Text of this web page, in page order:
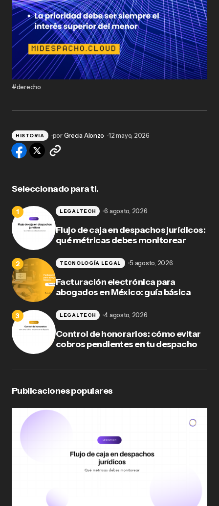
#derecho
HISTORIA porGrecia Alonzo 12 mayo, 2026
Seleccionado para ti.
Flujo de caja en despachos jurídicos:
qué métricas debes monitorear
LEGALTECH 6 agosto, 2026
Facturación electrónica para
abogados en México: guía básica
TECNOLOGÍA LEGAL 5 agosto, 2026
Control de honorarios: cómo evitar
cobros pendientes en tu despacho
LEGALTECH 4 agosto, 2026
Publicaciones populares